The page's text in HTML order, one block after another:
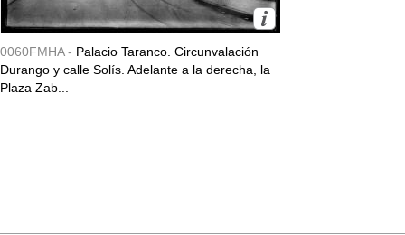
0060FMHA - Palacio Taranco. Circunvalación
Durango y calle Solís. Adelante a la derecha, la
Plaza Zab...